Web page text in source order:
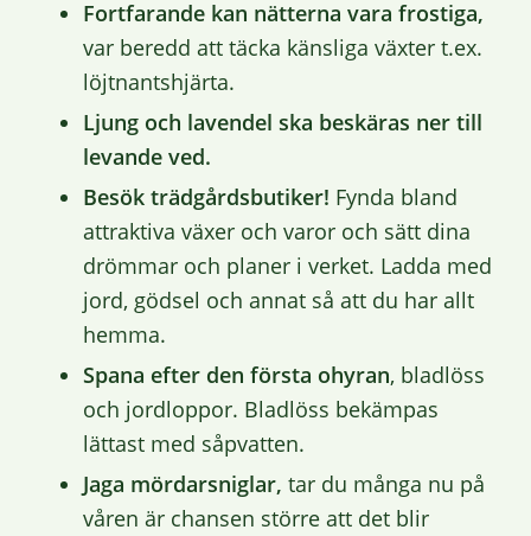
Fortfarande kan nätterna vara frostiga,
var beredd att täcka känsliga växter t.ex.
löjtnantshjärta.
Ljung och lavendel ska beskäras ner till
levande ved.
Besök trädgårdsbutiker! Fynda bland
attraktiva växer och varor och sätt dina
drömmar och planer i verket. Ladda med
jord, gödsel och annat så att du har allt
hemma.
Spana efter den första ohyran, bladlöss
och jordloppor. Bladlöss bekämpas
lättast med såpvatten.
Jaga mördarsniglar, tar du många nu på
våren är chansen större att det blir